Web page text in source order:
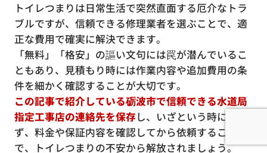
トイレつまりは日常生活で突然直面する厄介なトラ
ブルですが、信頼できる修理業者を選ぶことで、適
正な費用で確実に解決できます。
「無料」「格安」の謳い文句には罠が潜んでいるこ
ともあり、見積もり時には作業内容や追加費用の条
件を細かく確認することが大切です。
この記事で紹介している砺波市で信頼できる水道局
指定工事店の連絡先を保存し、いざという時に慌て
ず、料金や保証内容を確認してから依頼すること
で、トイレつまりの不安から解放されましょう。